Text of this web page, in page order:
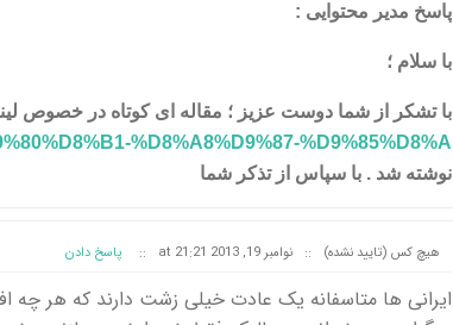
پاسخ مدیر محتوایی :
با سلام ؛
با تشکر از شما دوست عزیز ؛ مقاله ای کوتاه در خصوص
%D8%A8%D9%87-%D9%85%D8%A...
نوشته شد . با سپاس از تذکر شما
هیچ کس (تایید نشده) :: نوامبر 19, 2013 at 21:21 :: پاسخ دادن
ایرانی ها متاسفانه یک عادت خیلی زشت دارند که هر چه